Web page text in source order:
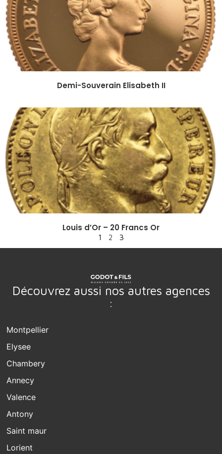
Demi-Souverain Elisabeth II
Louis d’Or – 20 Francs Or
1 2 3
Découvrez aussi nos autres agences
:
Montpellier
Elysee
Chambery
Annecy
Valence
Antony
Saint maur
Lorient